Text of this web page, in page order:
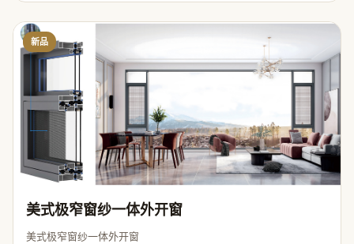
新品
美式极窄窗纱一体外开窗
美式极窄窗纱一体外开窗